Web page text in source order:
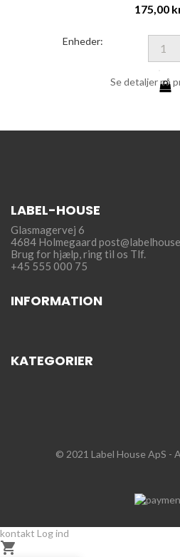
Pris
175,00
Enheder:
Se detaljer på
LABEL-HOUSE
Glasmagervej 6
4684 Holmegaard
Brug for hjælp,ring til os Tlf.
+45 555 000 75
INFORMATION
KATEGORIER
© 2021 Label House ApS -
kontakt Log ind
